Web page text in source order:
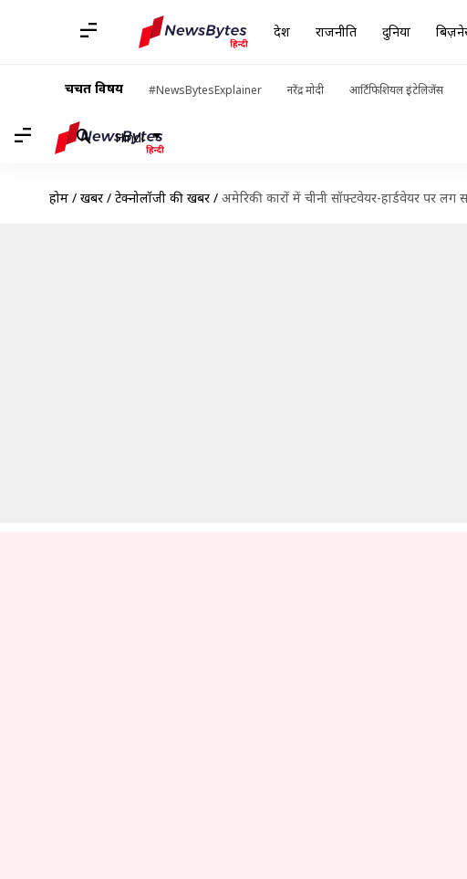
देश राजनीति दुनिया
चर्चित विषय #NewsBytesExplainer नरेंद्र मोदी आर्टिफिशियल इंटेलिजेंस
Hindi
होम / खबरें / टेक्नोलॉजी की खबरें / अमेरिकी कारों में चीनी सॉफ्टवेयर-हार्डवेयर पर लग